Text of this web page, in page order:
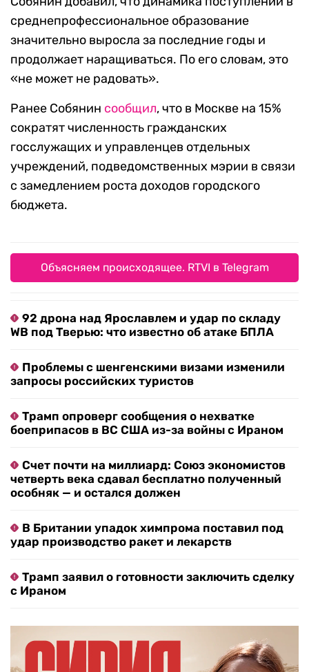
среднепрофессиональное образование
значительно выросла за последние годы и
продолжает наращиваться. По его словам, это
«не может не радовать».
Ранее Собянин сообщил, что в Москве на 15%
сократят численность гражданских
госслужащих и управленцев отдельных
учреждений, подведомственных мэрии в связи
с замедлением роста доходов городского
бюджета.
Объясняем происходящее. RTVI в Telegram
92 дрона над Ярославлем и удар по складу
WB под Тверью: что известно об атаке БПЛА
Проблемы с шенгенскими визами изменили
запросы российских туристов
Трамп опроверг сообщения о нехватке
боеприпасов в ВС США из-за войны с Ираном
Счет почти на миллиард: Союз экономистов
четверть века сдавал бесплатно полученный
особняк — и остался должен
В Британии упадок химпрома поставил под
удар производство ракет и лекарств
Трамп заявил о готовности заключить сделку
с Ираном